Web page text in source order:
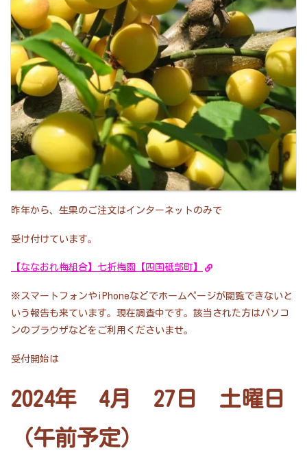
昨年から、生果のご注文はインターネットのみで
受け付けています。
【ななおれ梅組合】七折梅園【四国砥部町】
※スマートフォンやiPhoneなどでホームページが閲覧できないと
いう報告も来ています。現在調査中です。該当された方はパソコ
ンのブラウザなどをご利用くださいませ。
受付開始は
2024年 4月 27日 土曜日
（午前予定）